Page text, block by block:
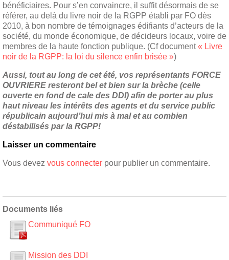
bénéficiaires. Pour s’en convaincre, il suffit désormais de se
référer, au delà du livre noir de la RGPP établi par FO dès
2010, à bon nombre de témoignages édifiants d’acteurs de la
société, du monde économique, de décideurs locaux, voire de
membres de la haute fonction publique. (Cf document« Livre
noir de la RGPP: la loi du silence enfin brisée »)
Aussi, tout au long de cet été, vos représentants FORCE
OUVRIERE resteront bel et bien sur la brèche (celle
ouverte en fond de cale des DDI) afin de porter au plus
haut niveau les intérêts des agents et du service public
républicain aujourd’hui mis à mal et au combien
déstabilisés par la RGPP!
Laisser un commentaire
Vous devez vous connecter pour publier un commentaire.
Documents liés
Communiqué FO
Mission des DDI